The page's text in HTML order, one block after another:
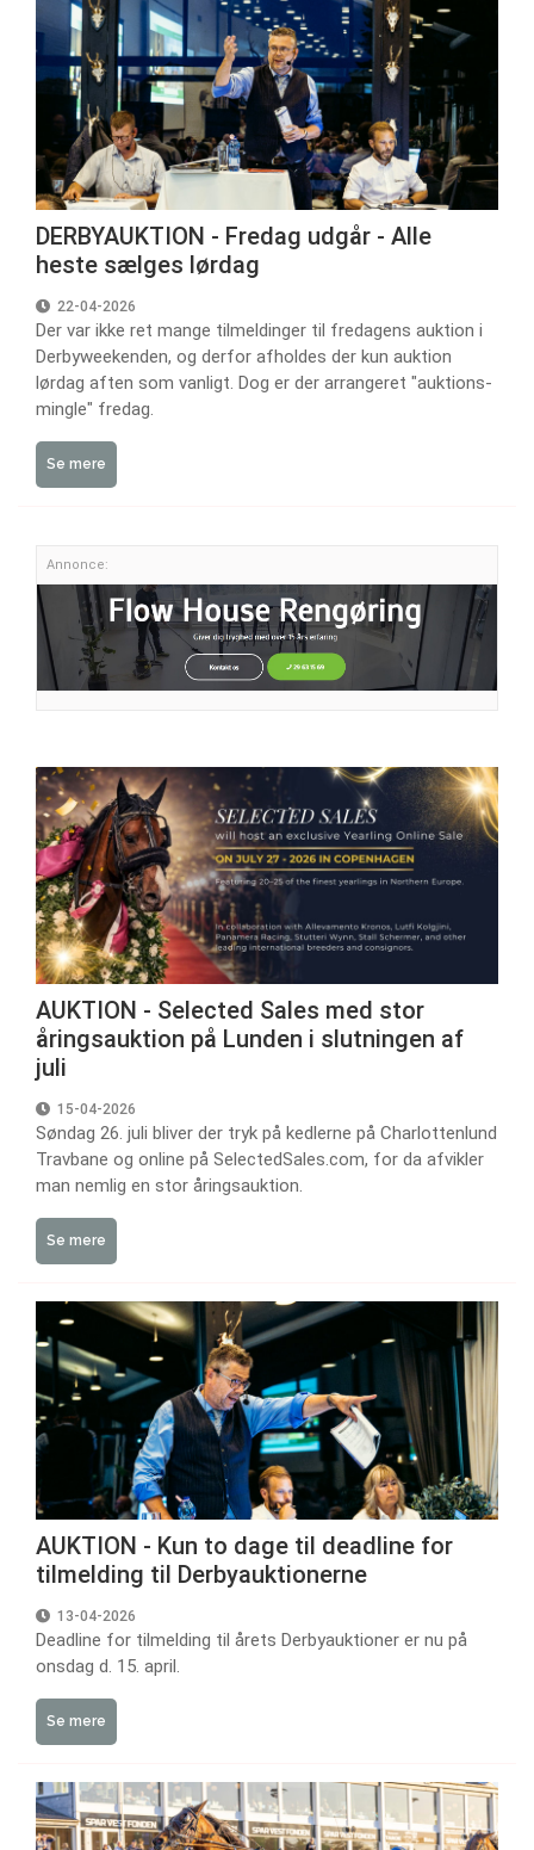
DERBYAUKTION - Fredag udgår - Alle
heste sælges lørdag
22-04-2026
Der var ikke ret mange tilmeldinger til fredagens auktion i
Derbyweekenden, og derfor afholdes der kun auktion
lørdag aften som vanligt. Dog er der arrangeret "auktions-
mingle" fredag.
Se mere
Annonce:
AUKTION - Selected Sales med stor
åringsauktion på Lunden i slutningen af
juli
15-04-2026
Søndag 26. juli bliver der tryk på kedlerne på Charlottenlund
Travbane og online på SelectedSales.com, for da afvikler
man nemlig en stor åringsauktion.
Se mere
AUKTION - Kun to dage til deadline for
tilmelding til Derbyauktionerne
13-04-2026
Deadline for tilmelding til årets Derbyauktioner er nu på
onsdag d. 15. april.
Se mere